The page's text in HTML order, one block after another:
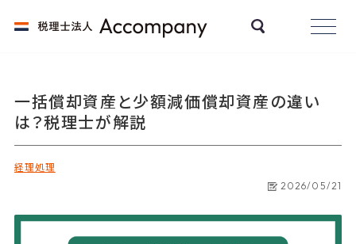
一括償却資産と少額減価償却資産の違い
は？税理士が解説
経理処理
2026/05/21